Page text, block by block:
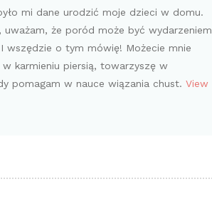
mi dane urodzić moje dzieci w domu.
uważam, że poród może być wydarzeniem
wszędzie o tym mówię! Możecie mnie
karmieniu piersią, towarzyszę w
pomagam w nauce wiązania chust.View